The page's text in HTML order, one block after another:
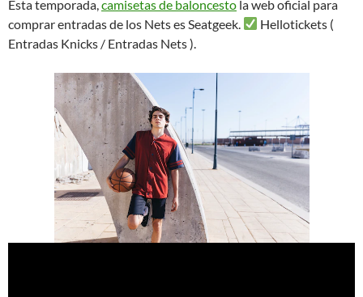
Esta temporada,camisetas de baloncesto la web oficial para
comprar entradas de los Nets es Seatgeek.
Hellotickets (
Entradas Knicks / Entradas Nets ).